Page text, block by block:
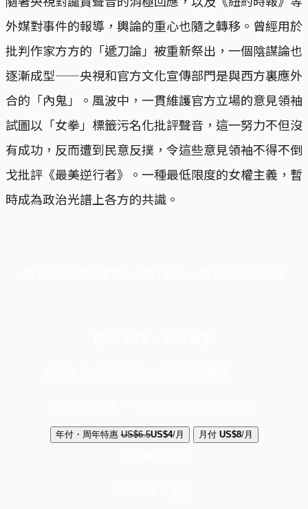
外媒對事件的報導，輿論的重心也隨之轉移。曾經用於
批判作家方方的「遞刀論」被重新祭出，一個陰謀論也
逐漸成型——央視和官方文化宣傳部門是與西方裏應外
合的「內鬼」。風波中，一貫維護官方立場的意見領袖
試圖以「女拳」標籤污名化批評聲音，這一努力不但沒
有成功，反而遭到民意反撲，令這些意見領袖不得不倒
戈批評《最美逆行者》。一種最低限度的女權主義，暫
時成為政治光譜上各方的共識。
年付・周年特惠 US$6.5US$4/月 月付 US$8/月